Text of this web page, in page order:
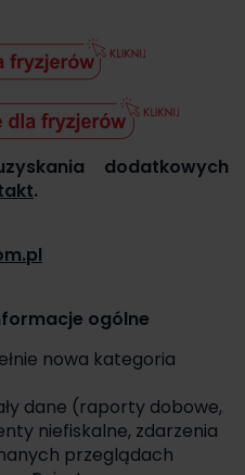
dodatkowych
.
ogólne
nowa kategoria
dane (raporty dobowe,
niefiskalne, zdarzenia
przeglądach